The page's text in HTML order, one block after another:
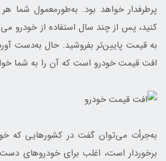
پرطرفدار خواهد بود. به‌طورمعمول شما
کنید، پس از چند سال استفاده از خودرو
به قیمت پایین‌تر بفروشید. حال به‌دست
افت قیمت خودرو است که آن را به شما
به‌جرأت می‌توان گفت در کشورهایی که
برخوردار است، اغلب برای خودروهای